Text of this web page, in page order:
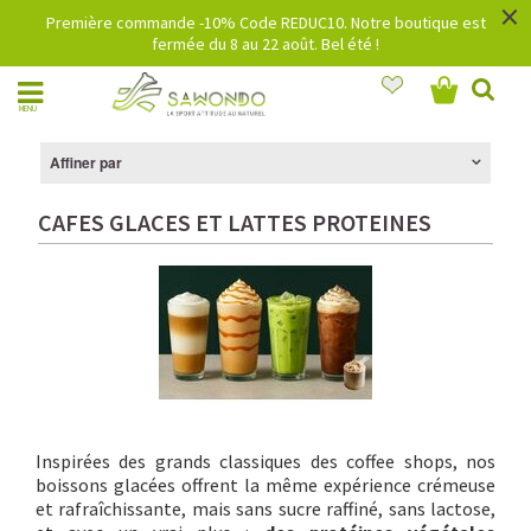
Première commande -10% Code REDUC10. Notre boutique est
fermée du 8 au 22 août. Bel été !
×
MENU
Affiner par
CAFES GLACES ET LATTES PROTEINES
Inspirées des grands classiques des coffee shops, nos
boissons glacées offrent la même expérience crémeuse
et rafraîchissante, mais sans sucre raffiné, sans lactose,